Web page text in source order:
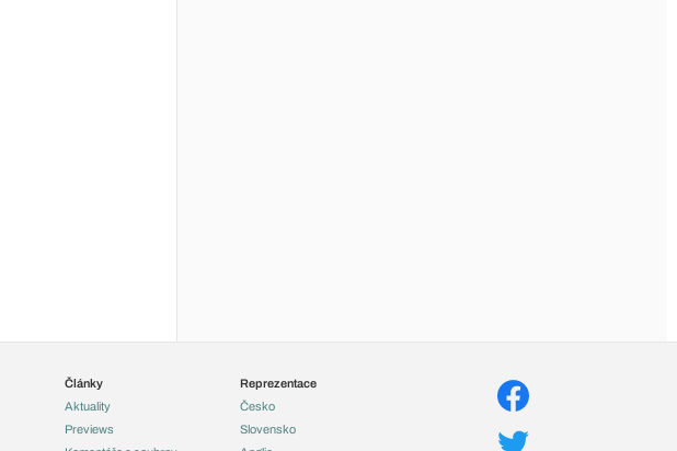
Články
Aktuality
Previews
Reprezentace
Česko
Slovensko